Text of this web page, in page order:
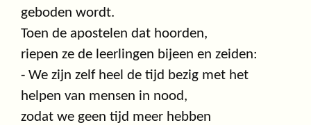
geboden wordt.
Toen de apostelen dat hoorden,
riepen ze de leerlingen bijeen en zeiden:
- We zijn zelf heel de tijd bezig met het
helpen van mensen in nood,
zodat we geen tijd meer hebben